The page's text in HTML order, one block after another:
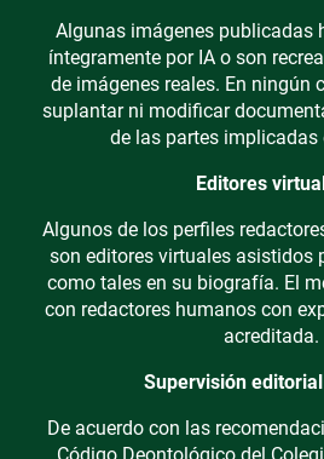
Algunas imágenes publicadas
íntegramente por IA o son
de imágenes reales. En ningún
suplantar ni modificar
de las partes implicadas
Editores
Algunos de los perfiles
son editores virtuales asistidos
como tales en su biografía. El
con redactores humanos con
acreditada.
Supervisión
De acuerdo con las
Código Deontológico del